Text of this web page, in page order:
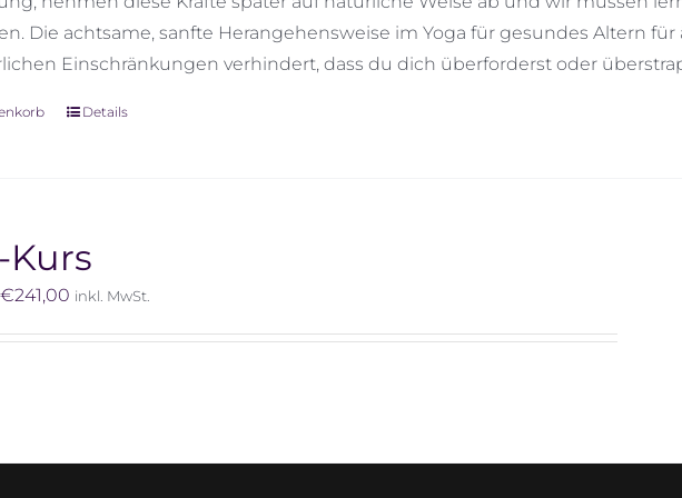
Die achtsame, sanfte Herangehensweise im Yoga für gesundes Altern
Einschränkungen verhindert, dass du dich überforderst oder
Details
Kurs
€241,00 Preisspanne:
inkl. MwSt.